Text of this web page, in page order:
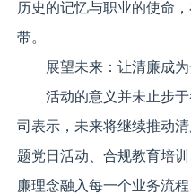
历史的记忆与职业的使命
带。
展望未来：让清廉成
活动的意义并未止步
司表示，未来将继续推动
题党日活动、合规教育培
廉理念融入每一个业务流